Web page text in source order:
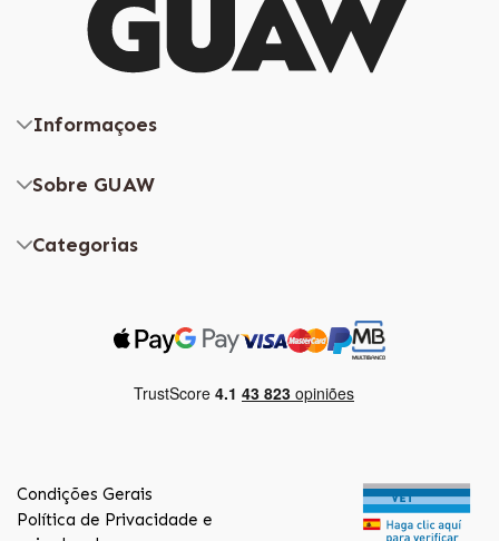
Informaçoes
Sobre GUAW
Categorias
Condições Gerais
Política de Privacidade e